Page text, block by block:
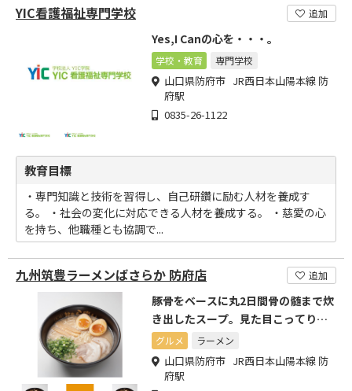
YIC看護福祉専門学校 追加
Yes,I Canの心を・・・。
学校・教育 専門学校
山口県防府市 JR西日本山陽本線 防
府駅
0835-26-1122
教育目標
・専門知識と技術を習得し、自己研鑽に励む人材を養成す
る。 ・社会の変化に対応できる人材を養成する。 ・慈愛の心
を持ち、他職種とも協調で...
九州筑豊ラーメンばさらか 防府店 追加
豚骨をベースに丸2日間骨の髄まで炊
き出したスープ。見た目こってり食
べてあっさりまろやかです。
グルメ ラーメン
山口県防府市 JR西日本山陽本線 防
府駅